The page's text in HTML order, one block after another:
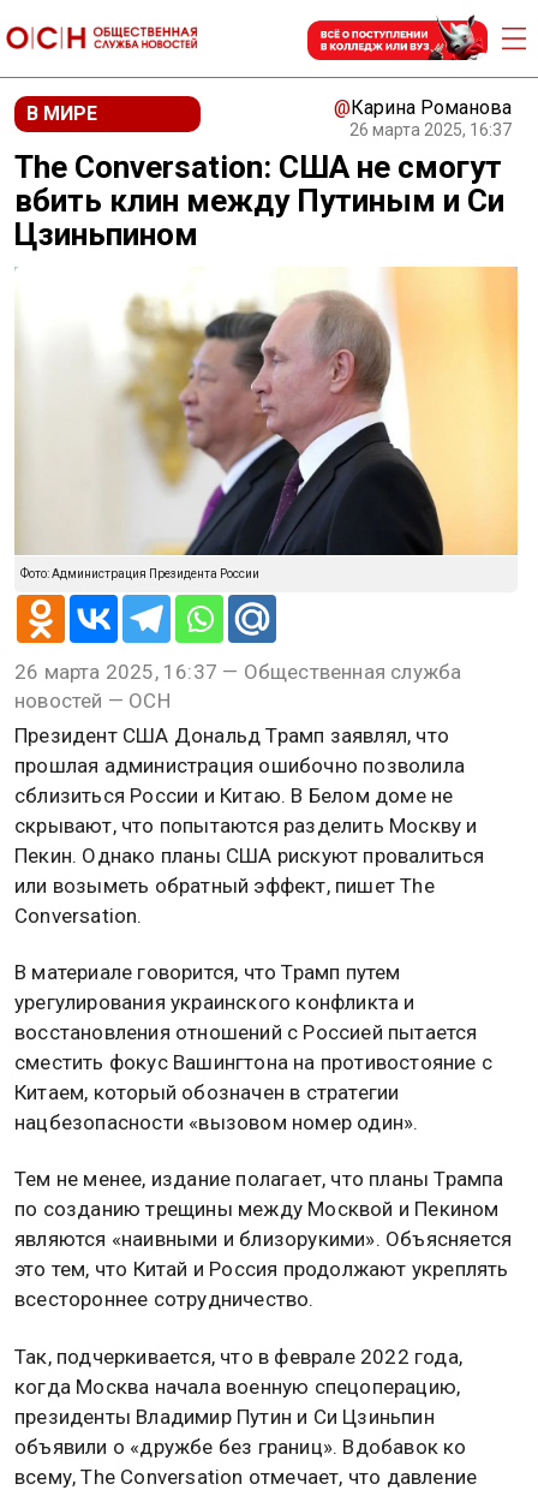
В МИРЕ @Карина Романова
26 марта 2025, 16:37
The Conversation: США не смогут
вбить клин между Путиным и Си
Цзиньпином
Фото: Администрация Президента России
26 марта 2025, 16:37 — Общественная служба
новостей — ОСН
Президент США Дональд Трамп заявлял, что
прошлая администрация ошибочно позволила
сблизиться России и Китаю. В Белом доме не
скрывают, что попытаются разделить Москву и
Пекин. Однако планы США рискуют провалиться
или возыметь обратный эффект, пишет The
Conversation.
В материале говорится, что Трамп путем
урегулирования украинского конфликта и
восстановления отношений с Россией пытается
сместить фокус Вашингтона на противостояние с
Китаем, который обозначен в стратегии
нацбезопасности «вызовом номер один».
Тем не менее, издание полагает, что планы Трампа
по созданию трещины между Москвой и Пекином
являются «наивными и близорукими». Объясняется
это тем, что Китай и Россия продолжают укреплять
всестороннее сотрудничество.
Так, подчеркивается, что в феврале 2022 года,
когда Москва начала военную спецоперацию,
президенты Владимир Путин и Си Цзиньпин
объявили о «дружбе без границ». Вдобавок ко
всему, The Conversation отмечает, что давление